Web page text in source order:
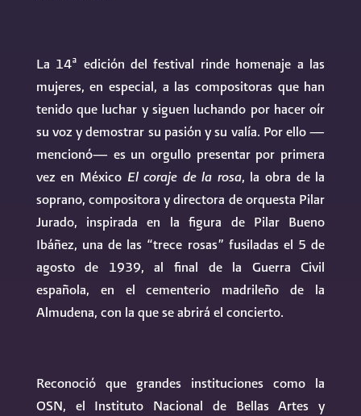
La 14ª edición del festival rinde homenaje a las
mujeres, en especial, a las compositoras que han
tenido que luchar y siguen luchando por hacer oír
su voz y demostrar su pasión y su valía. Por ello —
mencionó— es un orgullo presentar por primera
vez en México El coraje de la rosa, la obra de la
soprano, compositora y directora de orquesta Pilar
Jurado, inspirada en la figura de Pilar Bueno
Ibáñez, una de las “trece rosas” fusiladas el 5 de
agosto de 1939, al final de la Guerra Civil
española, en el cementerio madrileño de la
Almudena, con la que se abrirá el concierto.
Reconoció que grandes instituciones como la
OSN, el Instituto Nacional de Bellas Artes y